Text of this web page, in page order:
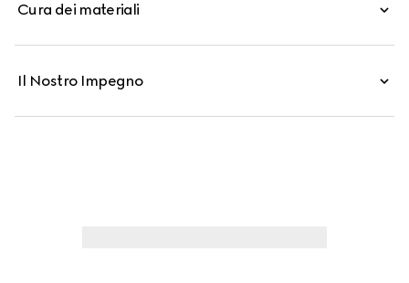
Cura dei materiali
Il Nostro Impegno